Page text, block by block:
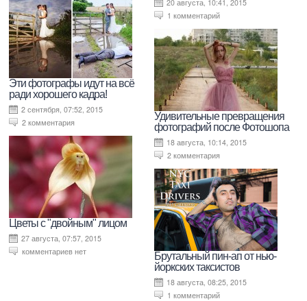
Эти фотографы идут на всё
ради хорошего кадра!
2 сентября, 07:52, 2015
2 комментария
Цветы с "двойным" лицом
27 августа, 07:57, 2015
комментариев нет
20 августа, 10:41, 2015
1 комментарий
Удивительные превращения
фотографий после Фотошопа
18 августа, 10:14, 2015
2 комментария
Брутальный пин-ап от нью-
йоркских таксистов
18 августа, 08:25, 2015
1 комментарий